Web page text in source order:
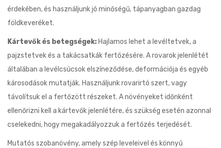
érdekében, és használjunk jó minőségű, tápanyagban gazdag
földkeveréket.
Kártevők és betegségek: Hajlamos lehet a levéltetvek, a
pajzstetvek és a takácsatkák fertőzésére. A rovarok jelenlétét
általában a levélcsúcsok elszíneződése, deformációja és egyéb
károsodások mutatják. Használjunk rovarirtó szert, vagy
távolítsuk el a fertőzött részeket. A növényeket időnként
ellenőrizni kell a kártevők jelenlétére, és szükség esetén azonnal
cselekedni, hogy megakadályozzuk a fertőzés terjedését.
Mutatós szobanövény, amely szép leveleivel és könnyű